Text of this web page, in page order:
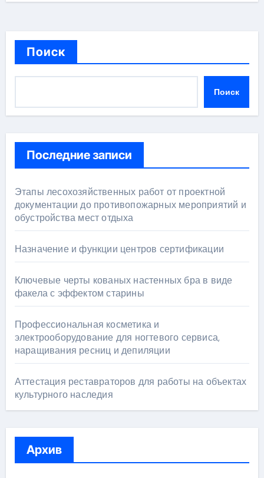
Поиск
Поиск
Последние записи
Этапы лесохозяйственных работ от проектной
документации до противопожарных мероприятий и
обустройства мест отдыха
Назначение и функции центров сертификации
Ключевые черты кованых настенных бра в виде
факела с эффектом старины
Профессиональная косметика и
электрооборудование для ногтевого сервиса,
наращивания ресниц и депиляции
Аттестация реставраторов для работы на объектах
культурного наследия
Архив